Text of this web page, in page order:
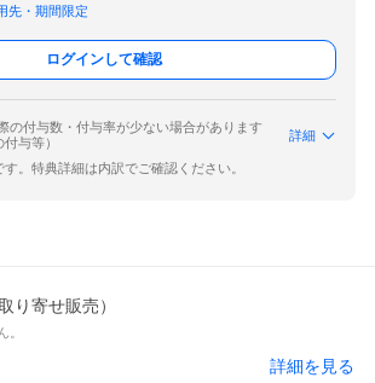
先・期間限定
ログインして確認
の付与数・付与率が少ない場合があります
与等）
詳細
。特典詳細は内訳でご確認ください。
り寄せ販売）
。
詳細を見る